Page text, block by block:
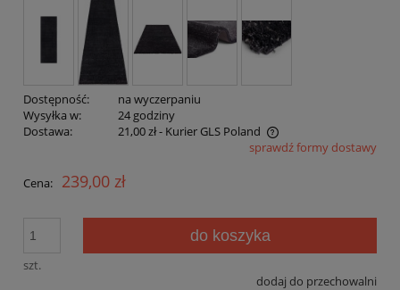
Dostępność:
na wyczerpaniu
Wysyłka w:
24 godziny
Dostawa:
21,00 zł- Kurier GLS Poland
Cena nie zawiera ewentualnych kosztów płatnościsprawdź formy dostawy
Cena: 239,00 zł
szt.
do koszyka
dodaj do przechowalni